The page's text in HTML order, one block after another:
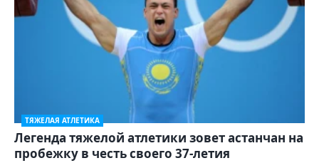
ТЯЖЕЛАЯ АТЛЕТИКА
Легенда тяжелой атлетики зовет астанчан на
пробежку в честь своего 37-летия